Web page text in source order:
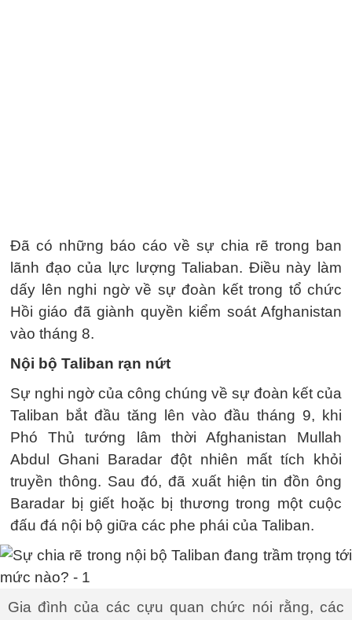
Đã có những báo cáo về sự chia rẽ trong ban
lãnh đạo của lực lượng Taliaban. Điều này làm
dấy lên nghi ngờ về sự đoàn kết trong tổ chức
Hồi giáo đã giành quyền kiểm soát Afghanistan
vào tháng 8.
Nội bộ Taliban rạn nứt
Sự nghi ngờ của công chúng về sự đoàn kết của
Taliban bắt đầu tăng lên vào đầu tháng 9, khi
Phó Thủ tướng lâm thời Afghanistan Mullah
Abdul Ghani Baradar đột nhiên mất tích khỏi
truyền thông. Sau đó, đã xuất hiện tin đồn ông
Baradar bị giết hoặc bị thương trong một cuộc
đấu đá nội bộ giữa các phe phái của Taliban.
Gia đình của các cựu quan chức nói rằng, các